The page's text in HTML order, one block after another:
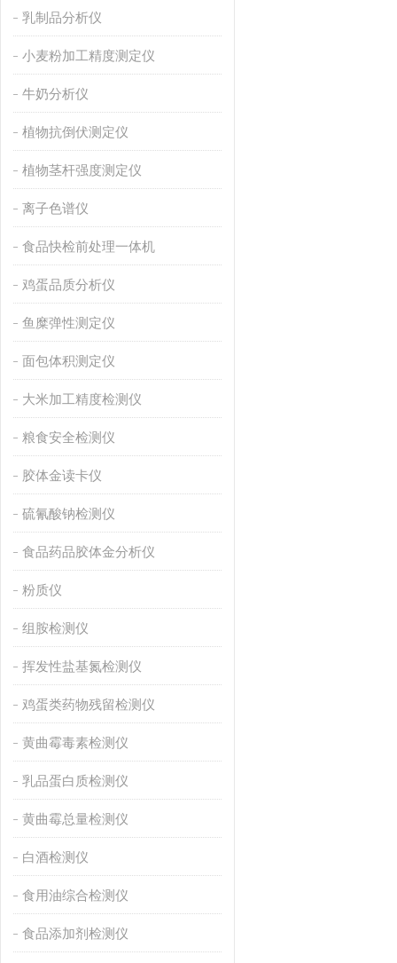
乳制品分析仪
小麦粉加工精度测定仪
牛奶分析仪
植物抗倒伏测定仪
植物茎杆强度测定仪
离子色谱仪
食品快检前处理一体机
鸡蛋品质分析仪
鱼糜弹性测定仪
面包体积测定仪
大米加工精度检测仪
粮食安全检测仪
胶体金读卡仪
硫氰酸钠检测仪
食品药品胶体金分析仪
粉质仪
组胺检测仪
挥发性盐基氮检测仪
鸡蛋类药物残留检测仪
黄曲霉毒素检测仪
乳品蛋白质检测仪
黄曲霉总量检测仪
白酒检测仪
食用油综合检测仪
食品添加剂检测仪